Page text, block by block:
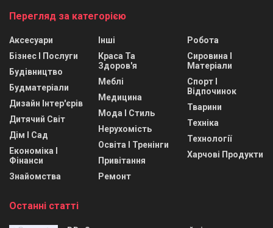
Перегляд за категорією
Аксесуари
Бізнес І Послуги
Будівництво
Будматеріали
Дизайн Інтер'єрів
Дитячий Світ
Дім І Сад
Економіка І
Фінанси
Знайомства
Інші
Краса Та
Здоров'я
Меблі
Медицина
Мода І Стиль
Нерухомість
Освіта І Тренінги
Привітання
Ремонт
Робота
Сировина І
Матеріали
Спорт І
Відпочинок
Тварини
Техніка
Технології
Харчові Продукти
Останні статті